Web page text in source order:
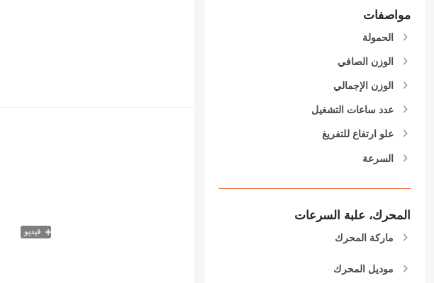
مواصفات
الحمولة
الوزن الصافي
الوزن الإجمالي
عدد ساعات التشغيل
علو ارتفاع للتفريغ
السرعة
المحرك، علبة السرعات
ماركة المحرك
موديل المحرك
فيديو